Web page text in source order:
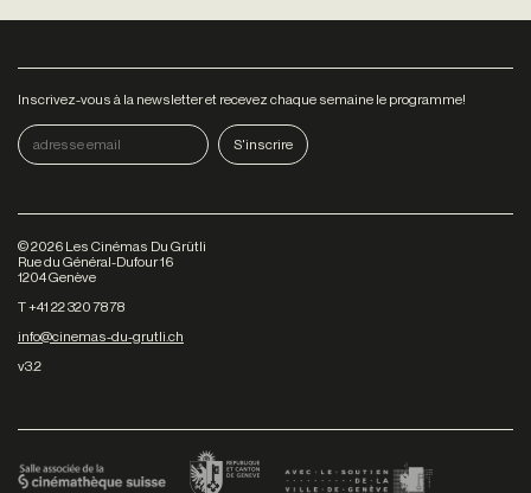
Inscrivez-vous à la newsletter et recevez chaque semaine le programme!
©2026 Les Cinémas Du Grütli
Rue du Général-Dufour 16
1204 Genève
T +41 22 320 78 78
info@cinemas-du-grutli.ch
v3.2